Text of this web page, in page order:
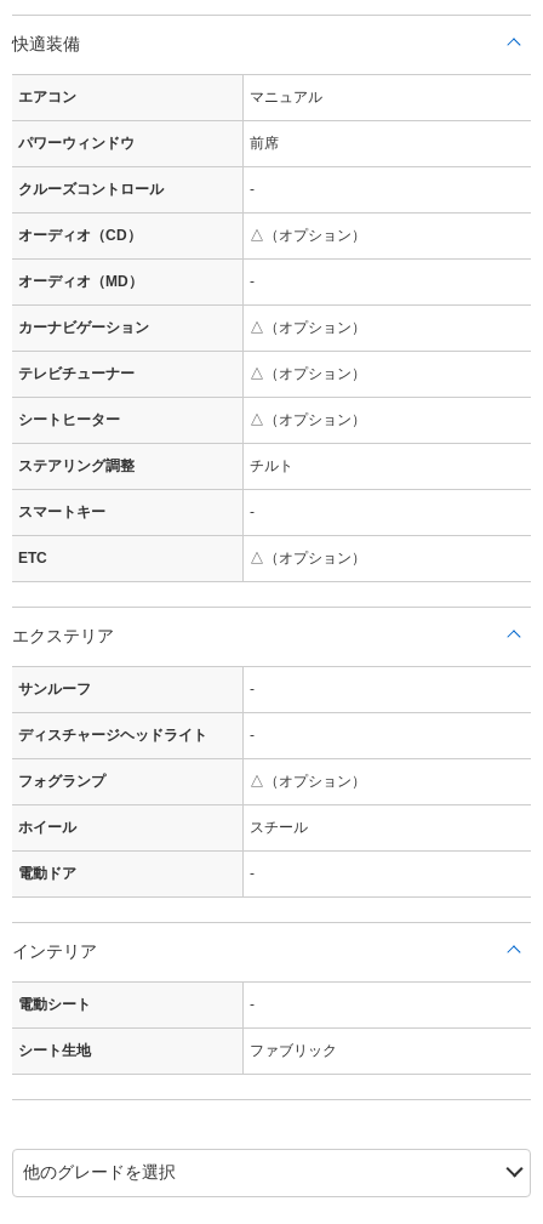
快適装備
エアコン マニュアル
パワーウィンドウ 前席
クルーズコントロール -
オーディオ（CD） △（オプション）
オーディオ（MD） -
カーナビゲーション △（オプション）
テレビチューナー △（オプション）
シートヒーター △（オプション）
ステアリング調整 チルト
スマートキー -
ETC △（オプション）
エクステリア
サンルーフ -
ディスチャージヘッドライト -
フォグランプ △（オプション）
ホイール スチール
電動ドア -
インテリア
電動シート -
シート生地 ファブリック